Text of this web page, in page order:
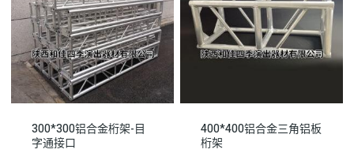
300*300铝合金桁架-目
字通接口
400*400铝合金三角铝板
桁架